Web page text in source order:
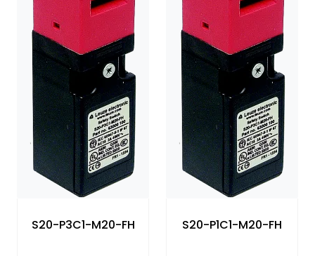
S20-P3C1-M20-FH S20-P1C1-M20-FH